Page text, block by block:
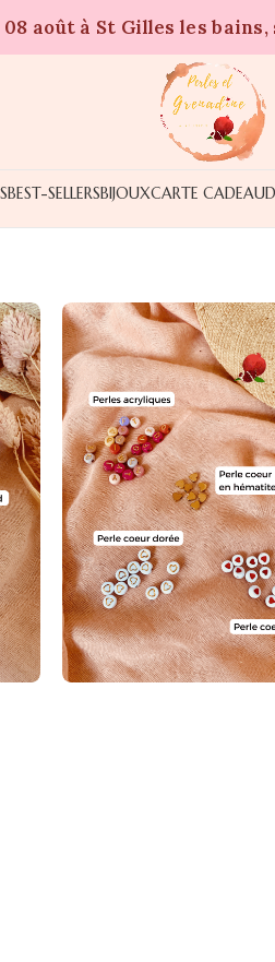
août à St Gilles les
BEST-SELLERSBIJOUXCARTE CADEAU